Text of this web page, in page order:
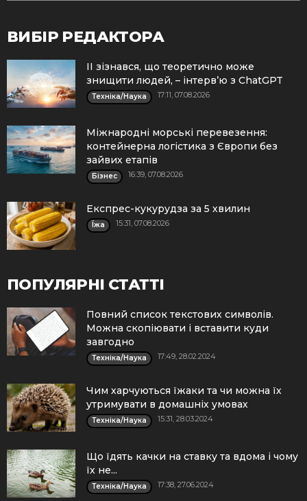
ВИБІР РЕДАКТОРА
ІІ зізнався, що теоретично може
знищити людей, – інтерв’ю з ChatGPT
Техніка/Наука 17:11, 07.08.2026
Міжнародні морські перевезення:
контейнерна логістика з Європи без
зайвих етапів
Бізнес 16:39, 07.08.2026
Експрес-кукурудза за 5 хвилин
Їжа 15:31, 07.08.2026
ПОПУЛЯРНІ СТАТТІ
Повний список текстових символів.
Можна скопіювати і вставити куди
завгодно
Техніка/Наука 17:49, 28.02.2024
Чим харчуються їжаки та чи можна їх
утримувати в домашніх умовах
Техніка/Наука 15:31, 28.03.2024
Що їдять качки на ставку та вдома і чому
їх не...
Техніка/Наука 17:38, 27.06.2024